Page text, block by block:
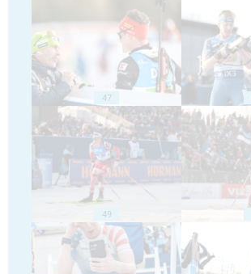
47
49